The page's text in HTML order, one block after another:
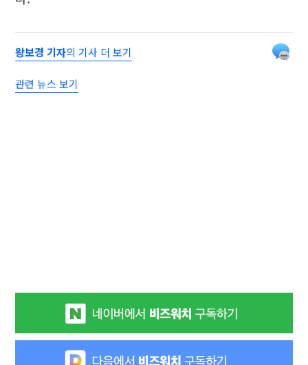
왕보경 기자의 기사 더 보기
관련 뉴스 보기